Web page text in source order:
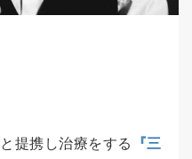
提携し治療をする
『三